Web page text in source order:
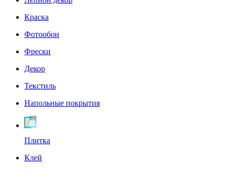
Краска
Фотообои
Фрески
Декор
Текстиль
Напольные покрытия
Плитка
Клей